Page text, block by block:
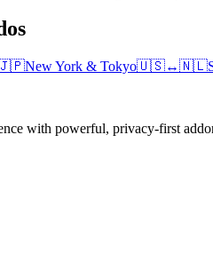
New York & Tokyo🇺🇸↔🇳🇱
with powerful, privacy-first